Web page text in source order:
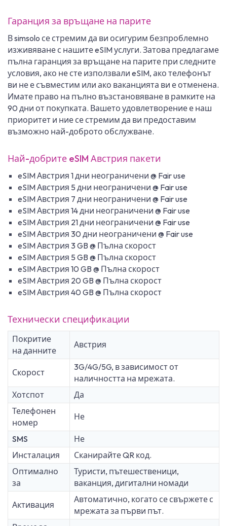
Гаранция за връщане на парите
В simsolo се стремим да ви осигурим безпроблемно
изживяване с нашите eSIM услуги. Затова предлагаме
пълна гаранция за връщане на парите при следните
условия, ако не сте използвали eSIM, ако телефонът
ви не е съвместим или ако ваканцията ви е отменена.
Имате право на пълно възстановяване в рамките на
90 дни от покупката. Вашето удовлетворение е наш
приоритет и ние се стремим да ви предоставим
възможно най-доброто обслужване.
Най-добрите eSIM Австрия пакети
eSIM Австрия 1 дни неограничени @ Fair use
eSIM Австрия 5 дни неограничени @ Fair use
eSIM Австрия 7 дни неограничени @ Fair use
eSIM Австрия 14 дни неограничени @ Fair use
eSIM Австрия 21 дни неограничени @ Fair use
eSIM Австрия 30 дни неограничени @ Fair use
eSIM Австрия 3 GB @ Пълна скорост
eSIM Австрия 5 GB @ Пълна скорост
eSIM Австрия 10 GB @ Пълна скорост
eSIM Австрия 20 GB @ Пълна скорост
eSIM Австрия 40 GB @ Пълна скорост
Технически спецификации
Покритие
на данните
Австрия
Скорост
3G/4G/5G, в зависимост от
наличността на мрежата.
Хотспот
Да
Телефонен
номер
Не
SMS
Не
Инсталация
Сканирайте QR код.
Оптимално
за
Туристи, пътешественици,
ваканция, дигитални номади
Активация
Автоматично, когато се свържете с
мрежата за първи път.